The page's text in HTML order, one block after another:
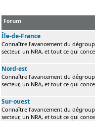
Forum
Île-de-France
Connaître l'avancement du
secteur, un NRA, et tout ce qui
Nord-est
Connaître l'avancement du
secteur, un NRA, et tout ce qui
Sur-ouest
Connaître l'avancement du
secteur, un NRA, et tout ce qui